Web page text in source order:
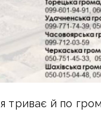
триває й по